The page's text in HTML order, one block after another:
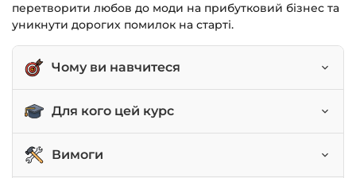
перетворити любов до моди на прибутковий бізнес та
уникнути дорогих помилок на старті.
Чому ви навчитеся
Розробляти концепцію та стратегію fashion-
Керувати дизайн-процесом та формувати
Для кого цей курс
Дизайнери-початківці, які хочуть створити
Вимоги